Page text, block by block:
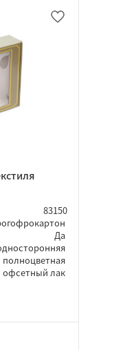
83150
Да
полноцветная
офсетный лак